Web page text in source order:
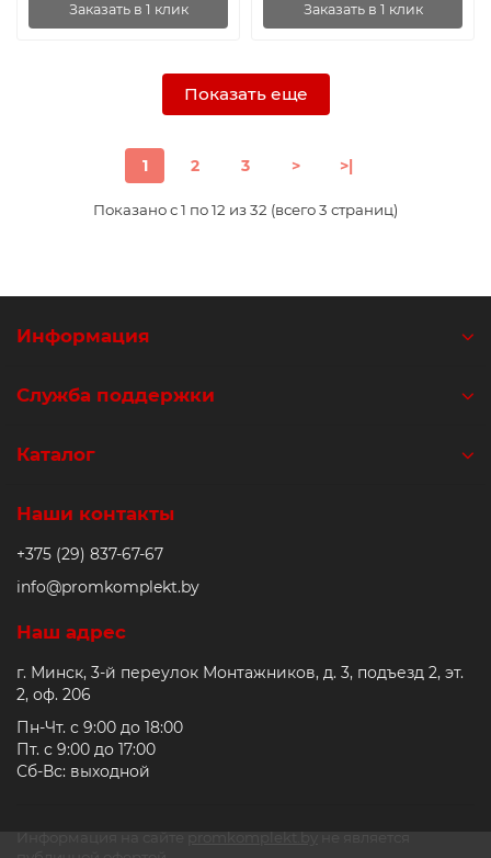
Заказать в 1 клик Заказать в 1 клик
Показать еще
1 2 3 > >|
Показано с 1 по 12 из 32 (всего 3 страниц)
Информация
Служба поддержки
Каталог
Наши контакты
+375 (29) 837-67-67
info@promkomplekt.by
Наш адрес
г. Минск, 3-й переулок Монтажников, д. 3, подъезд 2, эт.
2, оф. 206
Пн-Чт. с 9:00 до 18:00
Пт. с 9:00 до 17:00
Сб-Вс: выходной
Информация на сайте promkomplekt.by не является